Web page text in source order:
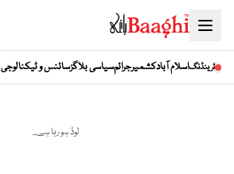
ٹرینڈنگاسلام آبادکشمیرجرائمسیاسی بلاگزسائنس و ٹیکنالوجی
لوڈ ہو رہا ہے...